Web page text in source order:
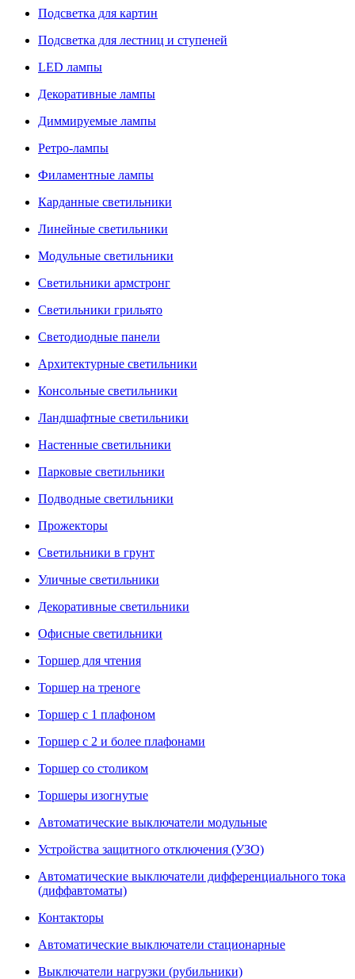
Подсветка для картин
Подсветка для лестниц и ступеней
LED лампы
Декоративные лампы
Диммируемые лампы
Ретро-лампы
Филаментные лампы
Карданные светильники
Линейные светильники
Модульные светильники
Светильники армстронг
Светильники грильято
Светодиодные панели
Архитектурные светильники
Консольные светильники
Ландшафтные светильники
Настенные светильники
Парковые светильники
Подводные светильники
Прожекторы
Светильники в грунт
Уличные светильники
Декоративные светильники
Офисные светильники
Торшер для чтения
Торшер на треноге
Торшер с 1 плафоном
Торшер с 2 и более плафонами
Торшер со столиком
Торшеры изогнутые
Автоматические выключатели модульные
Устройства защитного отключения (УЗО)
Автоматические выключатели дифференциального тока
(диффавтоматы)
Контакторы
Автоматические выключатели стационарные
Выключатели нагрузки (рубильники)